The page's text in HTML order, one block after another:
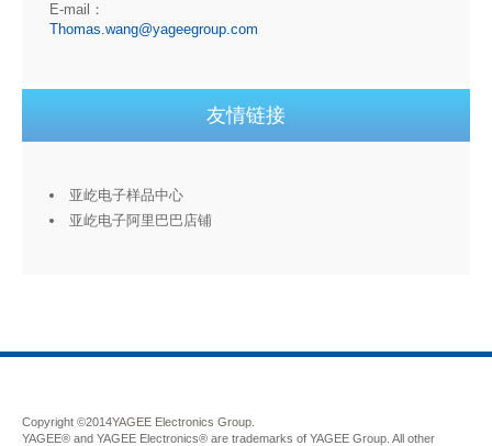
E-mail：
Thomas.wang@yageegroup.com
友情链接
亚屹电子样品中心
亚屹电子阿里巴巴店铺
Copyright ©2014YAGEE Electronics Group.
YAGEE® and YAGEE Electronics® are trademarks of YAGEE Group. All other